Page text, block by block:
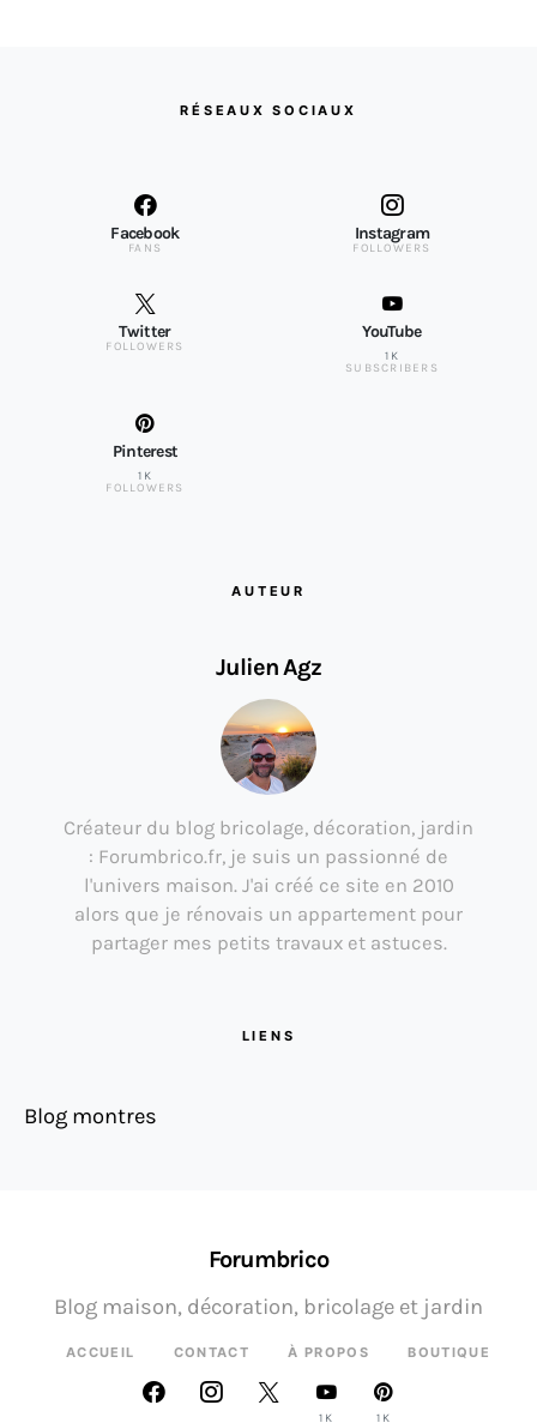
RÉSEAUX SOCIAUX
Facebook
FANS
Instagram
FOLLOWERS
Twitter
FOLLOWERS
YouTube
1K
SUBSCRIBERS
Pinterest
1K
FOLLOWERS
AUTEUR
Julien Agz
Créateur du blog bricolage, décoration, jardin
: Forumbrico.fr, je suis un passionné de
l'univers maison. J'ai créé ce site en 2010
alors que je rénovais un appartement pour
partager mes petits travaux et astuces.
LIENS
Blog montres
Forumbrico
ACCUEIL CONTACT À PROPOS BOUTIQUE
Blog maison, décoration, bricolage et jardin
1K 1K